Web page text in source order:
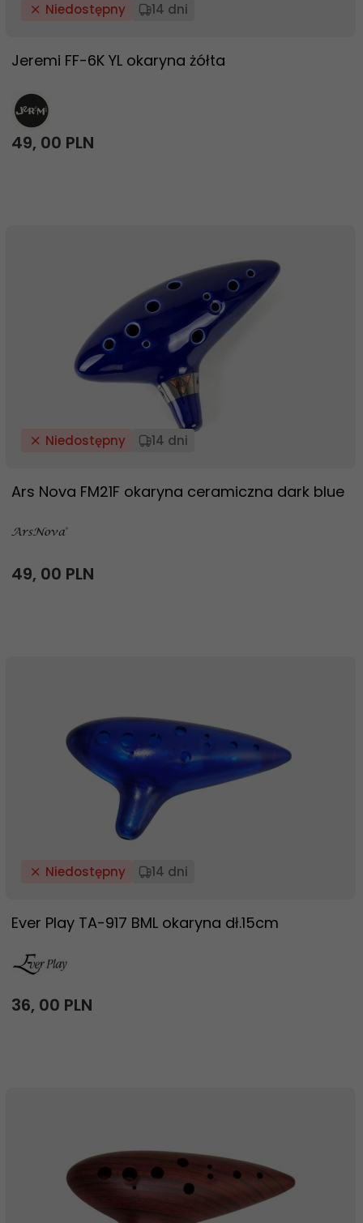
Niedostępny 14 dni
Jeremi FF-6K YL okaryna żółta
49, 00 PLN
Niedostępny 14 dni
Ars Nova FM21F okaryna ceramiczna dark blue
49, 00 PLN
Niedostępny 14 dni
Ever Play TA-917 BML okaryna dł.15cm
36, 00 PLN